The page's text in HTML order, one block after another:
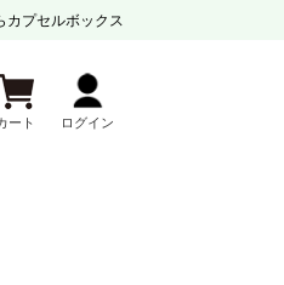
カプセルボックス
ート ログイン